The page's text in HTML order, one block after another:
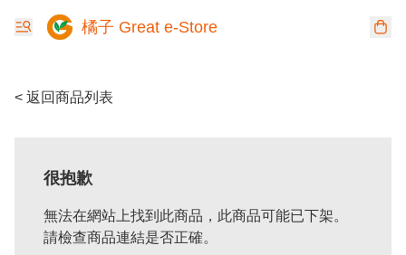
橘子 Great e-Store
< 返回商品列表
很抱歉
無法在網站上找到此商品，此商品可能已下架。
請檢查商品連結是否正確。